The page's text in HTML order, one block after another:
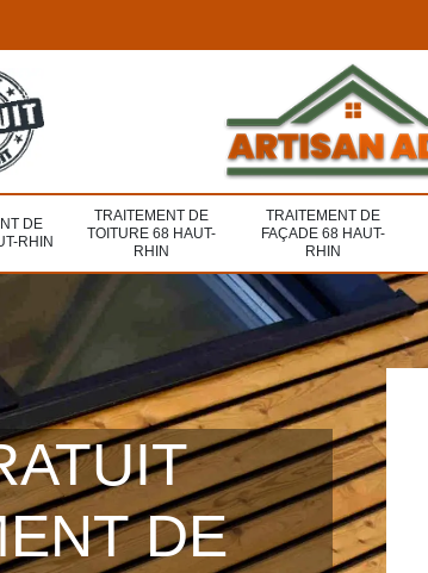
DE
RHIN
TRAITEMENT DE
TOITURE 68 HAUT-
RHIN
TRAITEMENT DE
FAÇADE 68 HAUT-
RHIN
DE